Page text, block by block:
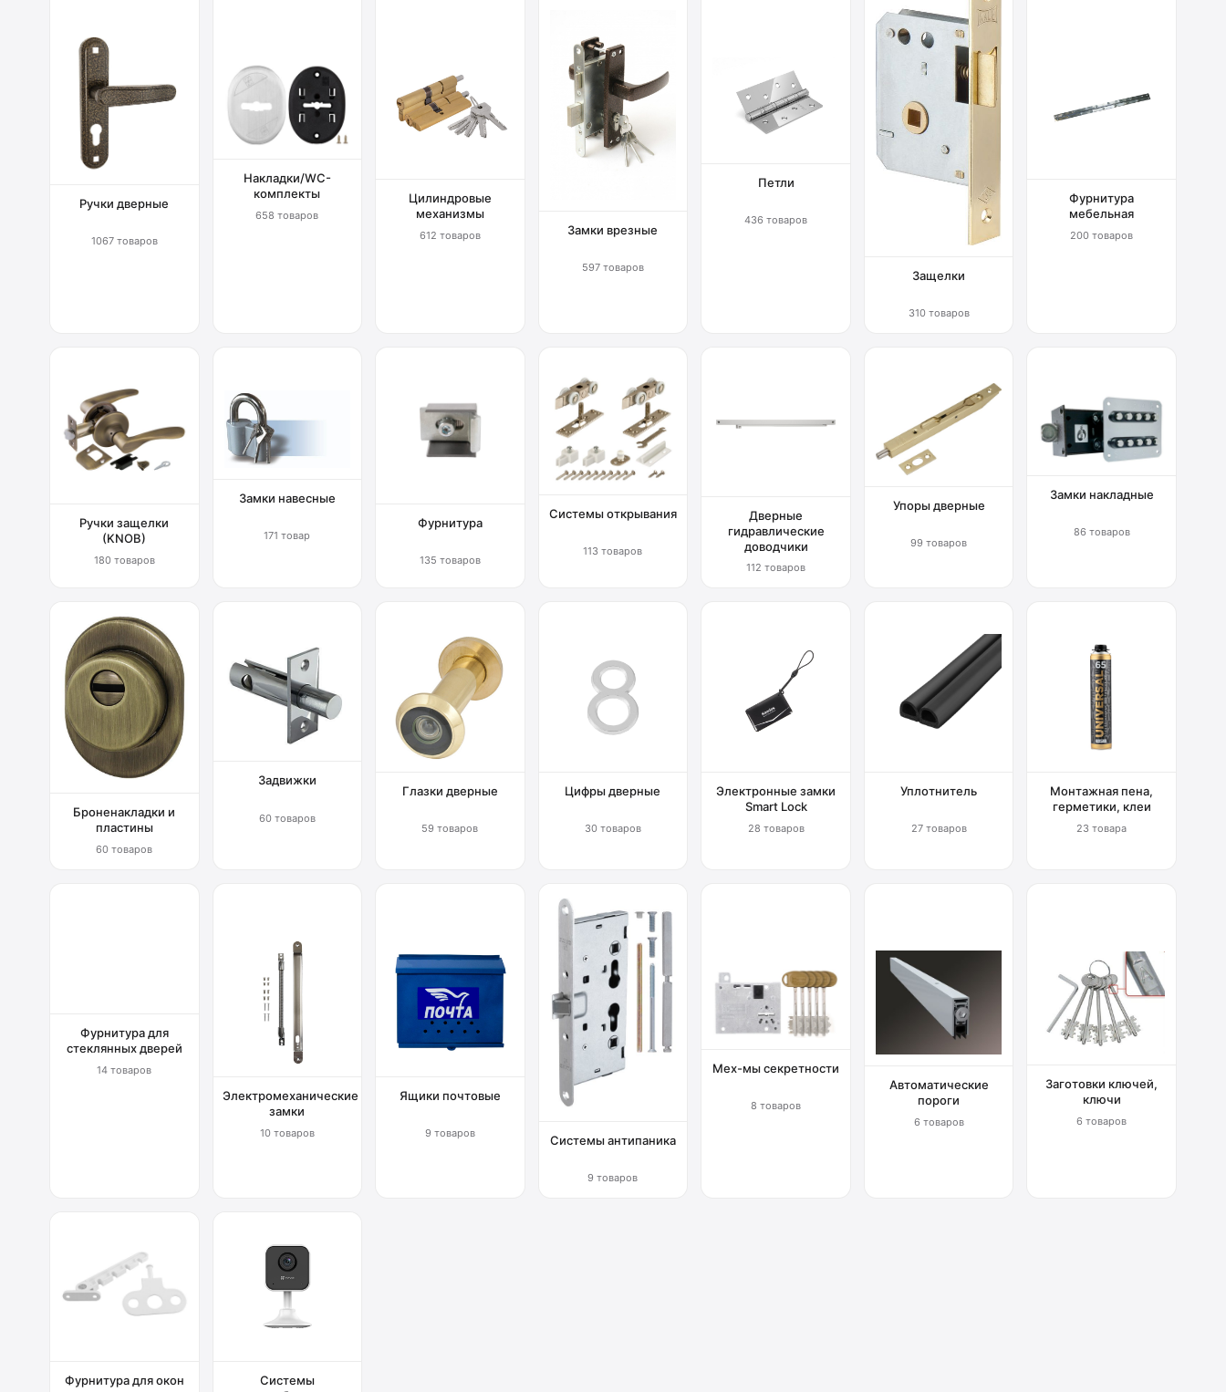
Ручки дверные
1067 товаров
Накладки/WC-
комплекты
658 товаров
Цилиндровые
механизмы
612 товаров Замки врезные
597 товаров
Петли
436 товаров
Защелки
310 товаров
Фурнитура
мебельная
200 товаров
Ручки защелки
(KNOB)
180 товаров
Замки навесные
171 товар
Фурнитура
135 товаров
Системы открывания
113 товаров
Дверные
гидравлические
доводчики
112 товаров
Упоры дверные
99 товаров
Замки накладные
86 товаров
Броненакладки и
пластины
60 товаров
Задвижки
60 товаров
Глазки дверные
59 товаров
Цифры дверные
30 товаров
Электронные замки
Smart Lock
28 товаров
Уплотнитель
27 товаров
Монтажная пена,
герметики, клеи
23 товара
Фурнитура для
стеклянных дверей
14 товаров
Электромеханические
замки
10 товаров
Ящики почтовые
9 товаров Системы антипаника
9 товаров
Мех-мы секретности
8 товаров
Автоматические
пороги
6 товаров
Заготовки ключей,
ключи
6 товаров
Фурнитура для окон
Системы